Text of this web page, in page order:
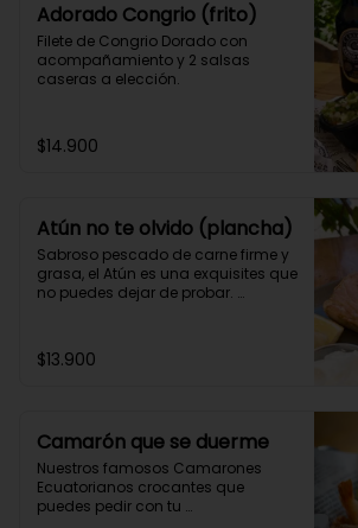
Adorado Congrio (frito)
Filete de Congrio Dorado con
acompañamiento y 2 salsas
caseras a elección.
$14.900
Atún no te olvido (plancha)
Sabroso pescado de carne firme y
grasa, el Atún es una exquisites que
no puedes dejar de probar.
elección.
$13.900
Camarón que se duerme
Nuestros famosos Camarones
Ecuatorianos crocantes que
puedes pedir con tu